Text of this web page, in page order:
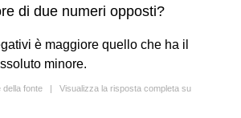
di due numeri opposti?
è maggiore quello che ha il
minore.
della fonte | Visualizza la risposta completa su